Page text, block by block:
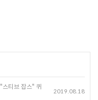
스티브 잡스" 퀴
2019.08.18